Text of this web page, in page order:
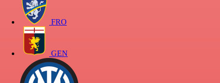
FRO
GEN